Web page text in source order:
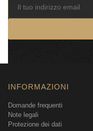
INFORMAZIONI
Domande frequenti
Note legali
Protezione dei dati